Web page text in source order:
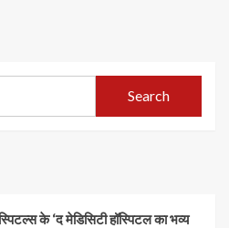
Search
के ‘द मेडिसिटी हॉस्पिटल का भव्य